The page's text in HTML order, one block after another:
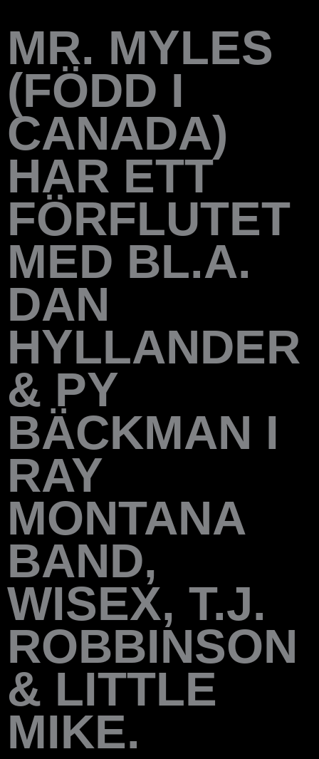
MR. MYLES
(FÖDD I
CANADA)
HAR ETT
FÖRFLUTET
MED BL.A.
DAN
HYLLANDER
& PY
BÄCKMAN I
RAY
MONTANA
BAND,
WISEX, T.J.
ROBBINSON
& LITTLE
MIKE.